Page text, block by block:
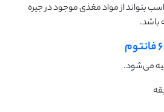
بتواند از مواد مغذی موجود در جیره
باشد.
می‌شود.